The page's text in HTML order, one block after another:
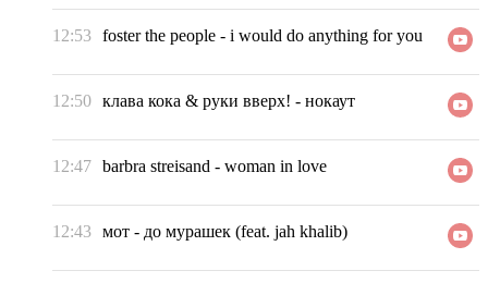
12:53 foster the people - i would do anything for you
12:50 клава кока & руки вверх! - нокаут
12:47 barbra streisand - woman in love
12:43 мот - до мурашек (feat. jah khalib)